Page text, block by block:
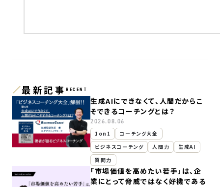
RECENT
最新記事
生成AIにできなくて、人間だからこ
そできるコーチングとは？
2026.08.06
1on1
コーチング大全
ビジネスコーチング
人間力
生成AI
質問力
「市場価値を高めたい若手」は、企
業にとって脅威ではなく好機である